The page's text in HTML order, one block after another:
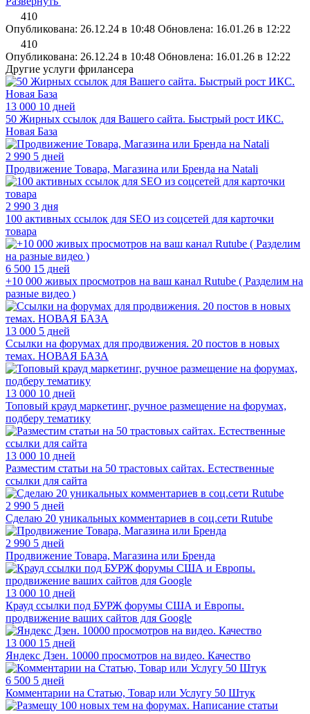
410
Опубликована: 26.12.24 в 10:48 Обновлена: 16.01.26 в 12:22
410
Опубликована: 26.12.24 в 10:48 Обновлена: 16.01.26 в 12:22
Другие услуги фрилансера
13 000 10 дней
50 Жирных ссылок для Вашего сайта. Быстрый рост ИКС.
Новая База
2 990 5 дней
Продвижение Товара, Магазина или Бренда на Natali
2 990 3 дня
100 активных ссылок для SEO из соцсетей для карточки
товара
6 500 15 дней
+10 000 живых просмотров на ваш канал Rutube ( Разделим на
разные видео )
13 000 5 дней
Ссылки на форумах для продвижения. 20 постов в новых
темах. НОВАЯ БАЗА
13 000 10 дней
Топовый крауд маркетинг, ручное размещение на форумах,
подберу тематику
13 000 10 дней
Разместим статьи на 50 трастовых сайтах. Естественные
ссылки для сайта
2 990 5 дней
Сделаю 20 уникальных комментариев в соц.сети Rutube
2 990 5 дней
Продвижение Товара, Магазина или Бренда
13 000 10 дней
Крауд ссылки под БУРЖ форумы США и Европы.
продвижение ваших сайтов для Google
13 000 15 дней
Яндекс Дзен. 10000 просмотров на видео. Качество
6 500 5 дней
Комментарии на Статью, Товар или Услугу 50 Штук